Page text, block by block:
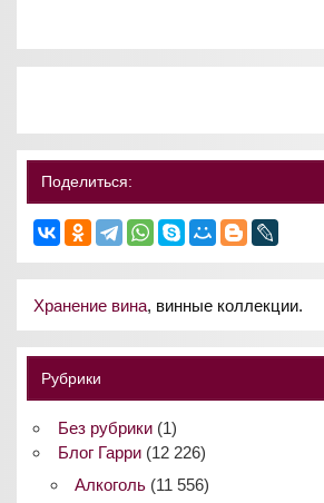
Поделиться:
Хранение вина, винные коллекции.
Рубрики
Без рубрики(1)
Блог Гарри(12 226)
Алкоголь(11 556)